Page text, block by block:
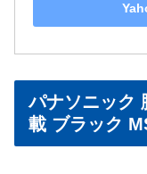
パナソニック
載 ブラック